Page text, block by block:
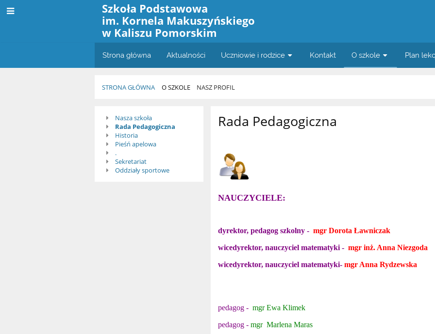
Szkoła Podstawowa
im. Kornela Makuszyńskiego
w Kaliszu Pomorskim
Strona główna Aktualności Uczniowie i rodzice Kontakt O szkole Plan
STRONA GŁÓWNA O SZKOLE NASZ PROFIL
Nasz
profil
Nasza szkoła
Rada Pedagogiczna
Historia
Pieśń apelowa
.
Sekretariat
Oddziały sportowe
Rada Pedagogiczna
NAUCZYCIELE:
dyrektor, pedagog szkolny - mgr Dorota Ławniczak
wicedyrektor, nauczyciel matematyki - mgr inż. Anna Niezgoda
wicedyrektor, nauczyciel matematyki- mgr Anna Rydzewska
pedagog - mgr Ewa Klimek
pedagog - mgr Marlena Maras